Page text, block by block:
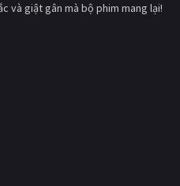
và giật gân mà bộ phim mang lại!